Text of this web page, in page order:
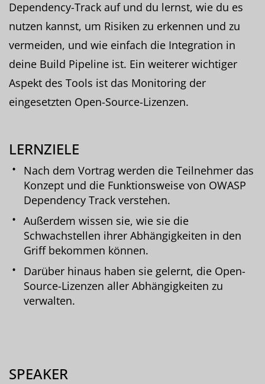
Dependency-Track auf und du lernst, wie du es
nutzen kannst, um Risiken zu erkennen und zu
vermeiden, und wie einfach die Integration in
deine Build Pipeline ist. Ein weiterer wichtiger
Aspekt des Tools ist das Monitoring der
eingesetzten Open-Source-Lizenzen.
LERNZIELE
Nach dem Vortrag werden die Teilnehmer das
Konzept und die Funktionsweise von OWASP
Dependency Track verstehen.
Außerdem wissen sie, wie sie die
Schwachstellen ihrer Abhängigkeiten in den
Griff bekommen können.
Darüber hinaus haben sie gelernt, die Open-
Source-Lizenzen aller Abhängigkeiten zu
verwalten.
SPEAKER